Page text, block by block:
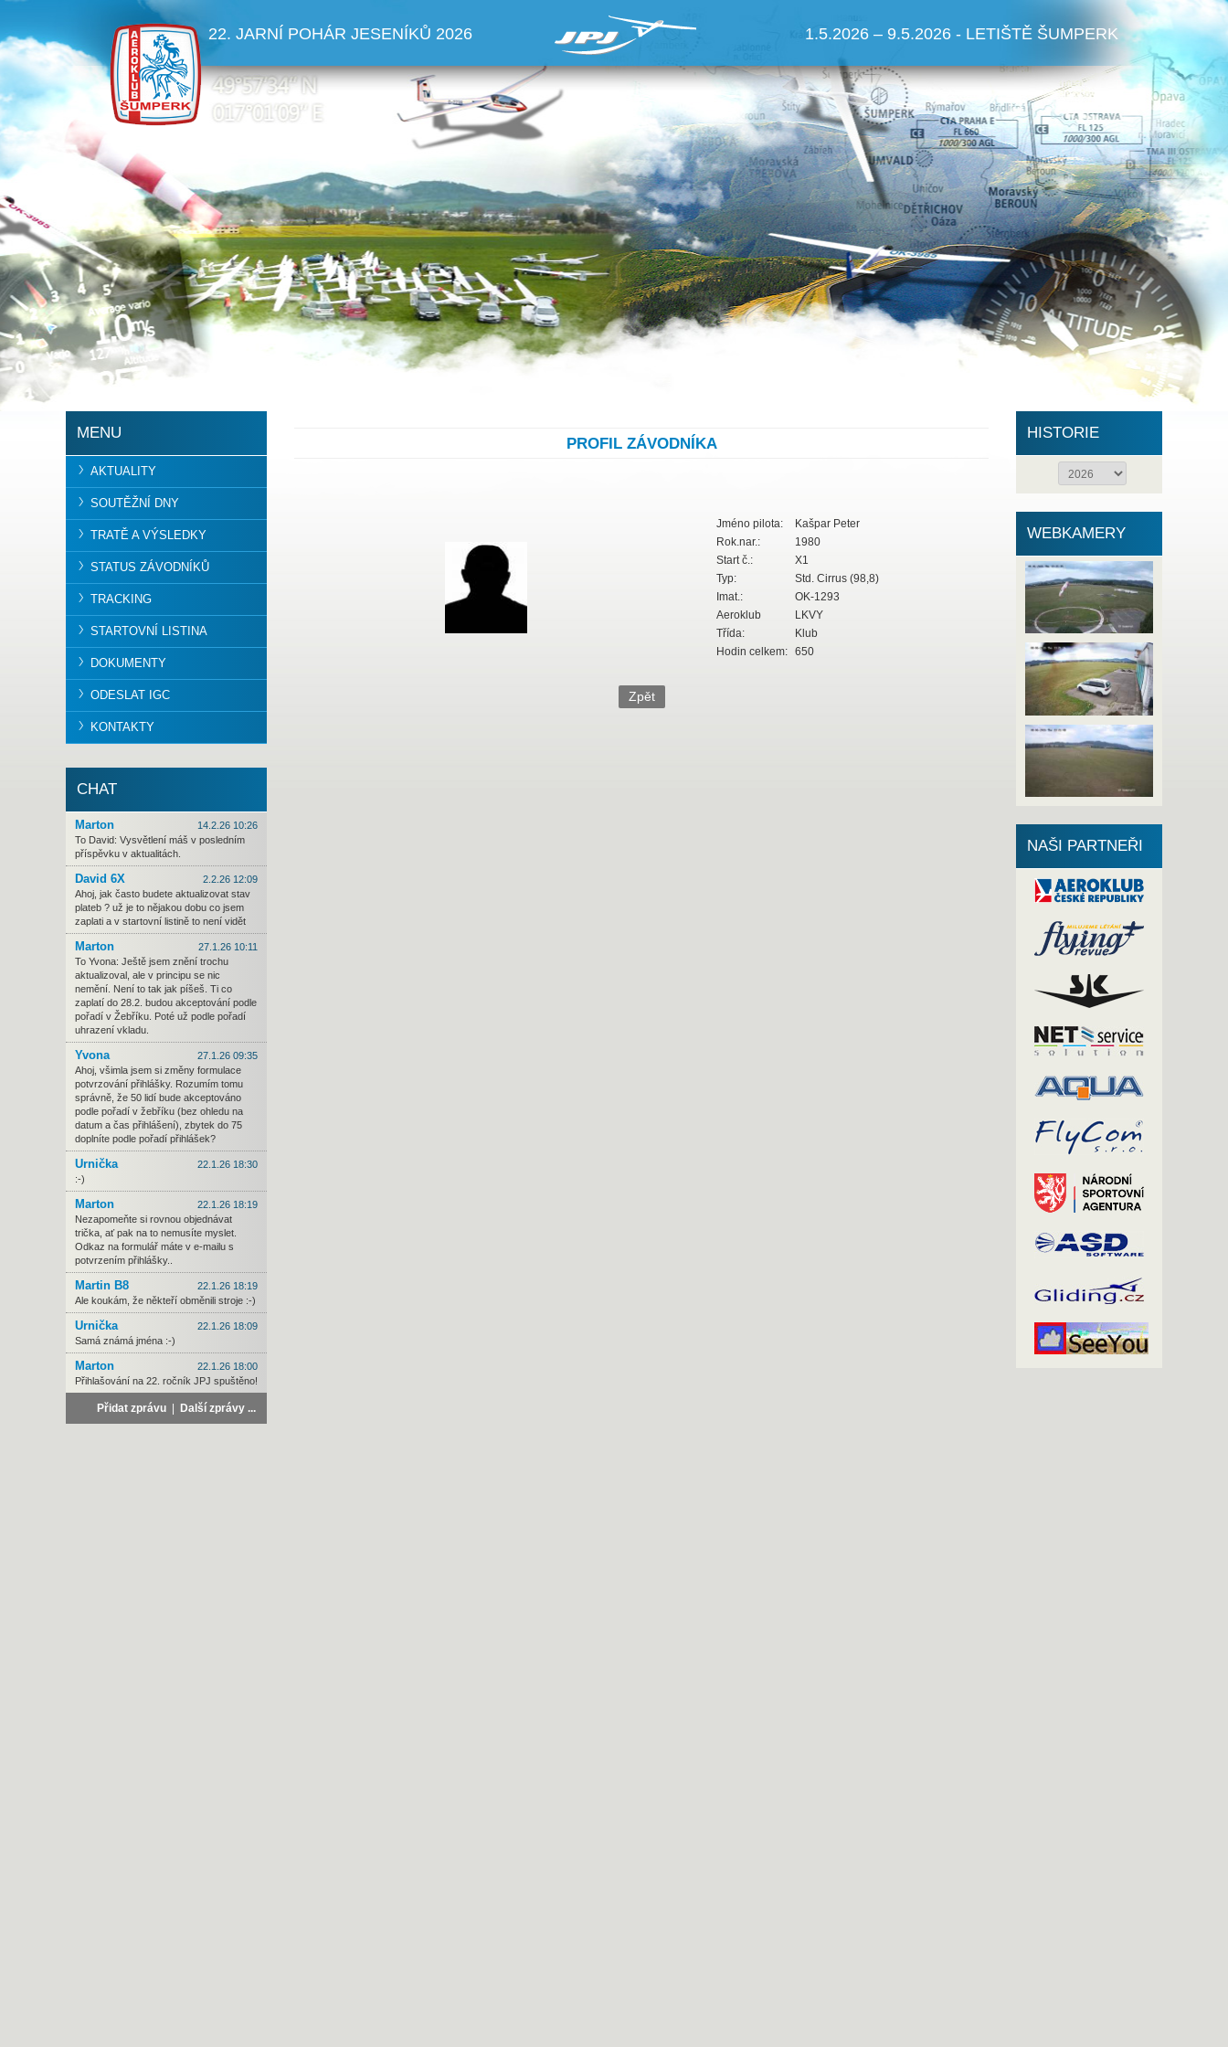
22. JARNÍ POHÁR JESENÍKŮ 2026 1.5.2026 – 9.5.2026 - LETIŠTĚ ŠUMPERK
MENU
AKTUALITY
SOUTĚŽNÍ DNY
TRATĚ A VÝSLEDKY
STATUS ZÁVODNÍKŮ
TRACKING
STARTOVNÍ LISTINA
DOKUMENTY
ODESLAT IGC
KONTAKTY
CHAT
Marton
14.2.26 10:26
To David: Vysvětlení máš v posledním
příspěvku v aktualitách.
David 6X
2.2.26 12:09
Ahoj, jak často budete aktualizovat stav
plateb ? už je to nějakou dobu co jsem
zaplati a v startovní listině to není vidět
Marton
27.1.26 10:11
To Yvona: Ještě jsem znění trochu
aktualizoval, ale v principu se nic
nemění. Není to tak jak píšeš. Ti co
zaplatí do 28.2. budou akceptování podle
pořadí v Žebříku. Poté už podle pořadí
uhrazení vkladu.
Yvona
27.1.26 09:35
Ahoj, všimla jsem si změny formulace
potvrzování přihlášky. Rozumím tomu
správně, že 50 lidí bude akceptováno
podle pořadí v žebříku (bez ohledu na
datum a čas přihlášení), zbytek do 75
doplníte podle pořadí přihlášek?
Urnička
22.1.26 18:30
:-)
Marton
22.1.26 18:19
Nezapomeňte si rovnou objednávat
trička, ať pak na to nemusíte myslet.
Odkaz na formulář máte v e-mailu s
potvrzením přihlášky..
Martin B8
22.1.26 18:19
Ale koukám, že někteří obměnili stroje :-)
Urnička
22.1.26 18:09
Samá známá jména :-)
Marton
22.1.26 18:00
Přihlašování na 22. ročník JPJ spuštěno!
Přidat zprávu Další zprávy ...
PROFIL ZÁVODNÍKA
Jméno pilota:
Kašpar Peter
Rok.nar.:
1980
Start č.:
X1
Typ:
Std. Cirrus (98,8)
Imat.:
OK-1293
Aeroklub
LKVY
Třída:
Klub
Hodin celkem:
650
HISTORIE
WEBKAMERY
NAŠI PARTNEŘI